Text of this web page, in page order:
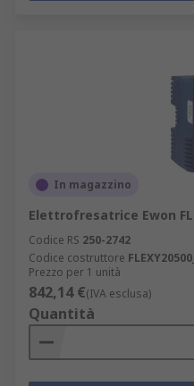
In magazzino
Elettrofresatrice Ewon
Codice RS 250-2742
Codice costruttore
Prezzo per 1 unità
842,14 €(IVA esclusa)
Quantità